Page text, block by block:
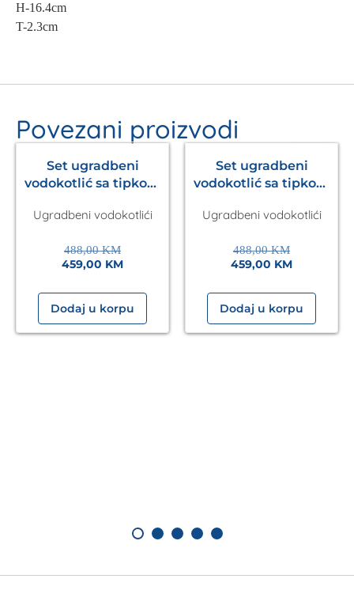
H-16.4cm
T-2.3cm
Povezani proizvodi
- 6%
Set ugradbeni
vodokotlić sa tipkom
+wc šolja Una Kalla
Ugradbeni vodokotlići
488,00KM
459,00 KM
Dodaj u korpu
- 6%
Set ugradbeni
vodokotlić sa tipkom
+wc šolja Sava Kalla
Ugradbeni vodokotlići
488,00KM
459,00 KM
Dodaj u korpu